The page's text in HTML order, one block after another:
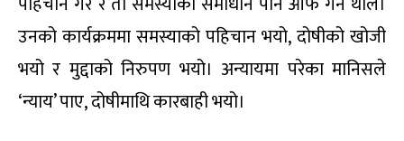
उनको कार्यक्रममा समस्याको पहिचान भयो, दोषीको खोजी
भयो र मुद्दाको निरुपण भयो। अन्यायमा परेका मानिसले
‘न्याय’ पाए, दोषीमाथि कारबाही भयो।